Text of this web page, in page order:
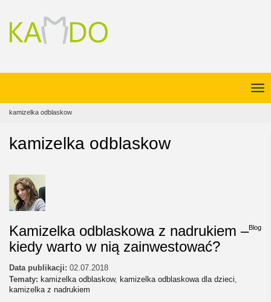
kamizelka odblaskow
kamizelka odblaskow
Blog
Kamizelka odblaskowa z nadrukiem –
kiedy warto w nią zainwestować?
Data publikacji: 02.07.2018
Tematy: kamizelka odblaskow, kamizelka odblaskowa dla dzieci,
kamizelka z nadrukiem